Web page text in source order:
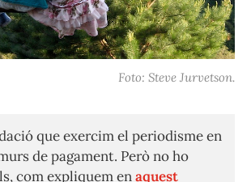
Foto: Steve Jurvetson.
que exercim el periodisme en
de pagament. Però no ho
com expliquem enaquest